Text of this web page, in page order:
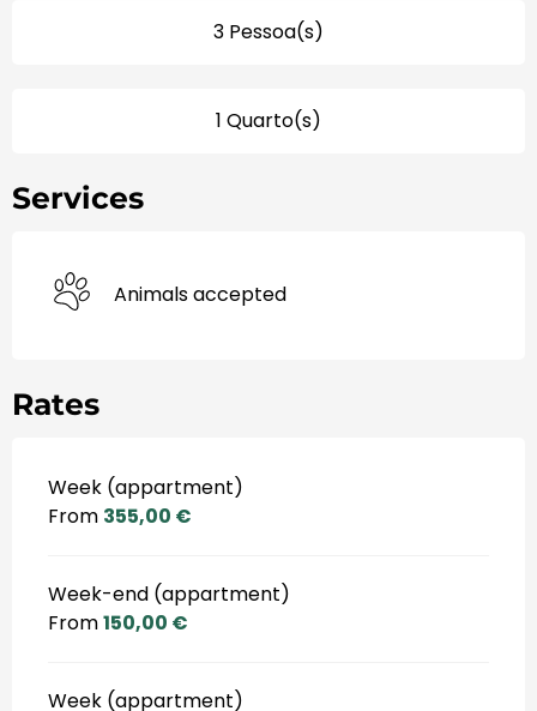
3 Pessoa(s)
1 Quarto(s)
Services
Animals accepted
Rates
Week (appartment)
From 355,00 €
Week-end (appartment)
From150,00 €
Week (appartment)